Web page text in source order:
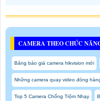
CAMERA THEO CHỨC
Bảng báo giá camera hikvision mới
Những camera quay video đóng
Top 5 Camera Chống Trộm Nhạy